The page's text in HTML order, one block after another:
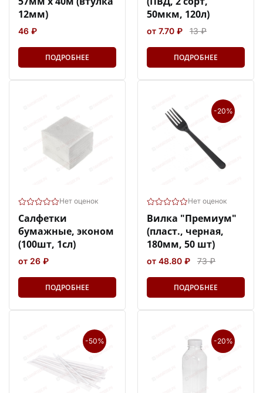
12мм)
46 ₽
ПОДРОБНЕЕ
50мкм, 120л)
от 7.70 ₽ 13 ₽
ПОДРОБНЕЕ
Нет оценок
Салфетки
бумажные, эконом
(100шт, 1сл)
от 26 ₽
ПОДРОБНЕЕ
-20%
Нет оценок
Вилка "Премиум"
(пласт., черная,
180мм, 50 шт)
от 48.80 ₽ 73 ₽
ПОДРОБНЕЕ
-50% -20%